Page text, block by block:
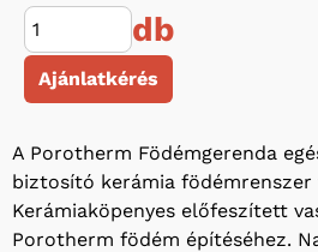
db
Ajánlatkérés
A Porotherm Födémgerenda
biztosító kerámia födémrenszer
Kerámiaköpenyes előfeszített
Porotherm födém építéséhez.